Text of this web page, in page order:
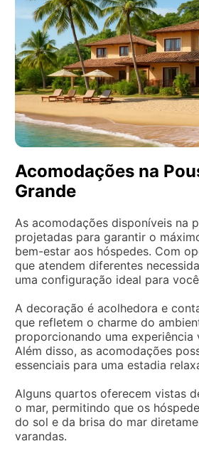
Acomodações na
Grande
As acomodações disponíveis na
projetadas para garantir o
bem-estar aos hóspedes. Com
que atendem diferentes
uma configuração ideal para
A decoração é acolhedora e
que refletem o charme do
proporcionando uma experiência
Além disso, as acomodações
essenciais para uma estadia
Alguns quartos oferecem vistas
o mar, permitindo que os
do sol e da brisa do mar
varandas.